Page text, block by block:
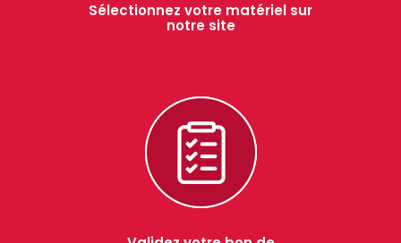
Sélectionnez votre matériel sur
notre site